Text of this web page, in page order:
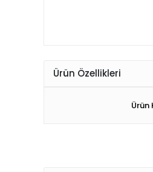
Ürün Özellikleri
Ürün